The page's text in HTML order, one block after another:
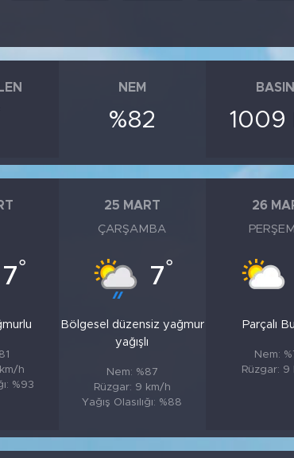
NEM
%82 1009
7°
h
%93
25 MART
ÇARŞAMBA
7°
Bölgesel düzensiz yağmur
yağışlı
Nem: %87
Rüzgar: 9 km/h
Yağış Olasılığı: %88
26
Parçalı
Nem:
Rüzgar: 9